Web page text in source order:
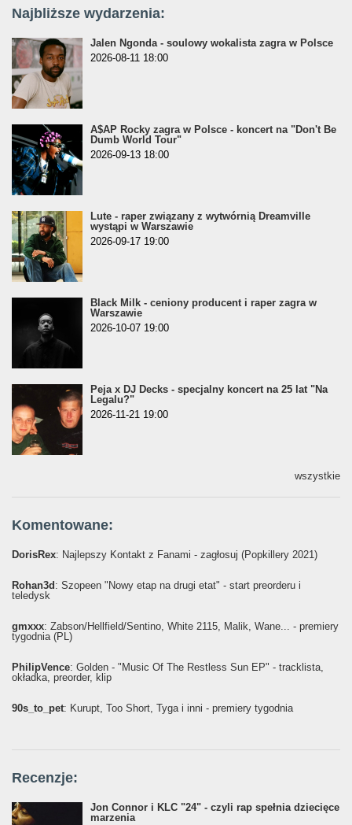
Najbliższe wydarzenia:
Jalen Ngonda - soulowy wokalista zagra w Polsce
2026-08-11 18:00
A$AP Rocky zagra w Polsce - koncert na "Don't Be
Dumb World Tour"
2026-09-13 18:00
Lute - raper związany z wytwórnią Dreamville
wystąpi w Warszawie
2026-09-17 19:00
Black Milk - ceniony producent i raper zagra w
Warszawie
2026-10-07 19:00
Peja x DJ Decks - specjalny koncert na 25 lat "Na
Legalu?"
2026-11-21 19:00
wszystkie
Komentowane:
DorisRex: Najlepszy Kontakt z Fanami - zagłosuj (Popkillery 2021)
Rohan3d : Szopeen "Nowy etap na drugi etat" - start preorderu i
teledysk
gmxxx: Żabson/Hellfield/Sentino, White 2115, Malik, Wane... - premiery
tygodnia (PL)
PhilipVence: Golden - "Music Of The Restless Sun EP" - tracklista,
okładka, preorder, klip
90s_to_pet: Kurupt, Too Short, Tyga i inni - premiery tygodnia
Recenzje:
Jon Connor i KLC "24" - czyli rap spełnia dziecięce
marzenia